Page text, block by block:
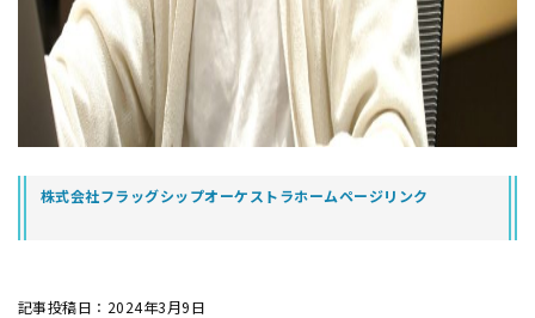
株式会社フラッグシップオーケストラホームページリンク
記事投稿日：2024年3月9日